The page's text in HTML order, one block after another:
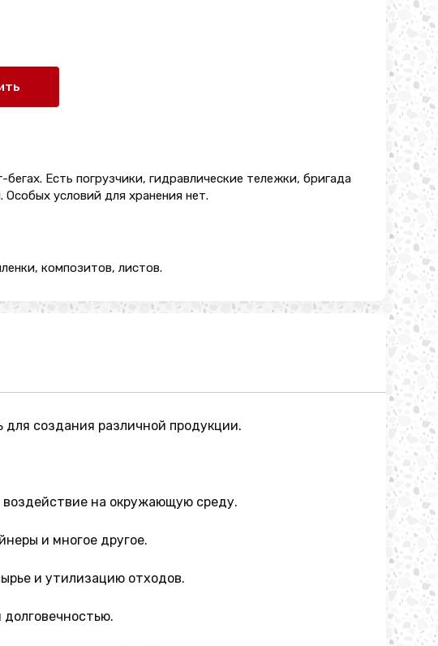
Есть погрузчики, гидравлические тележки, бригада
условий для хранения нет.
композитов, листов.
создания различной продукции.
воздействие на окружающую среду.
и многое другое.
и утилизацию отходов.